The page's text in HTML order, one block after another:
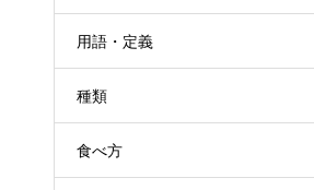
用語・定義
種類
食べ方